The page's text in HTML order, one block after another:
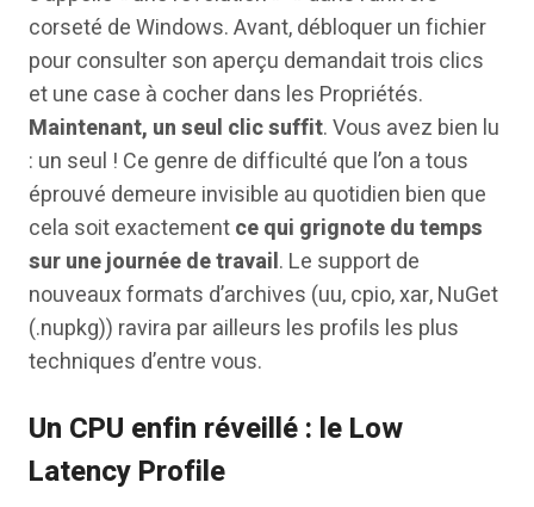
corseté de Windows. Avant, débloquer un fichier
pour consulter son aperçu demandait trois clics
et une case à cocher dans les Propriétés.
Maintenant, un seul clic suffit. Vous avez bien lu
: un seul ! Ce genre de difficulté que l’on a tous
éprouvé demeure invisible au quotidien bien que
cela soit exactementce qui grignote du temps
sur une journée de travail. Le support de
nouveaux formats d’archives (uu, cpio, xar, NuGet
(.nupkg)) ravira par ailleurs les profils les plus
techniques d’entre vous.
Un CPU enfin réveillé : le Low
Latency Profile